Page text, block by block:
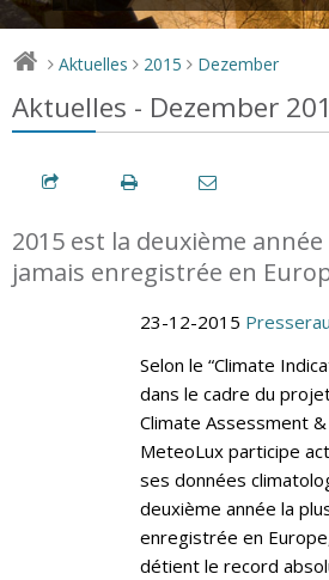
> Aktuelles > 2015 > Dezember
Aktuelles - Dezember
2015 est la deuxième
jamais enregistrée en
23-12-2015
Selon le “Climate
dans le cadre du
Climate Assessment
MeteoLux participe
ses données
deuxième année la
enregistrée en
détient le record